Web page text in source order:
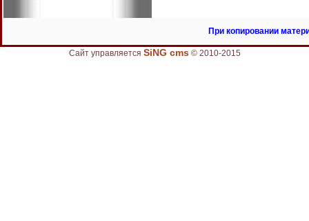
При копировании
Сайт управляется SiNG cms© 2010-2015